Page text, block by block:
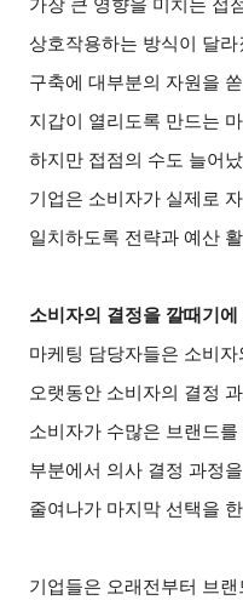
가장 큰 영향을 미치는 접
상호작용하는 방식이 달
구축에 대부분의 자원을
지갑이 열리도록 만드는
하지만 접점의 수도 늘어
기업은 소비자가 실제로
일치하도록 전략과 예산
소비자의 결정을 깔때기
마케팅 담당자들은 소비
오랫동안 소비자의 결정
소비자가 수많은 브랜드
부분에서 의사 결정 과정
줄여나가 마지막 선택을
기업들은 오래전부터 브